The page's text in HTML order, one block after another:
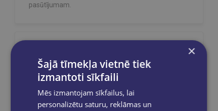
pasūtījumam.
cenas precēm.
Pasūtījumu apstrāde notiek darba dienās.
Apmaksātie pasūtījumi tiek
izsūtīti 2-5 darba dienu laikā.
Bezmaksas piegādeuz OMNIVA
×
Šajā tīmekļa vietnē tiek
izmantoti sīkfaili
Mēs izmantojam sīkfailus, lai
personalizētu saturu, reklāmas un